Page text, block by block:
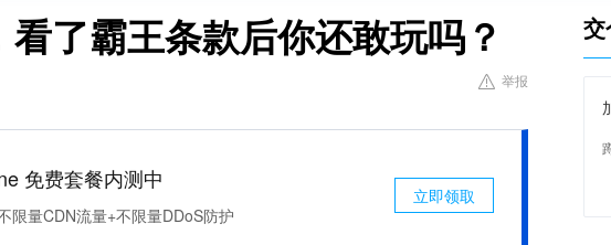
了霸王条款后你还敢玩吗？
举报
免费套餐内测中
限量CDN流量+不限量DDoS防护
立即领取